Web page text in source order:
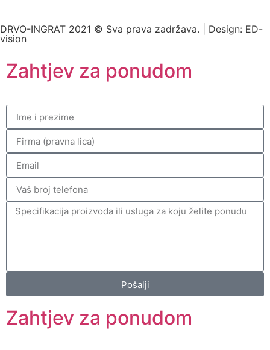
DRVO-INGRAT 2021 © Sva prava zadržava. | Design: ED-
vision
Zahtjev za ponudom
Pošalji
Zahtjev za ponudom